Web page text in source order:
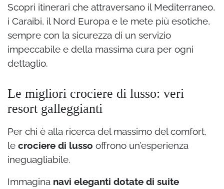
Scopri itinerari che attraversano il Mediterraneo,
i Caraibi, il Nord Europa e le mete più esotiche,
sempre con la sicurezza di un servizio
impeccabile e della massima cura per ogni
dettaglio.
Le migliori crociere di lusso: veri
resort galleggianti
Per chi è alla ricerca del massimo del comfort,
le crociere di lusso offrono un’esperienza
ineguagliabile.
Immagina navi eleganti dotate di suite